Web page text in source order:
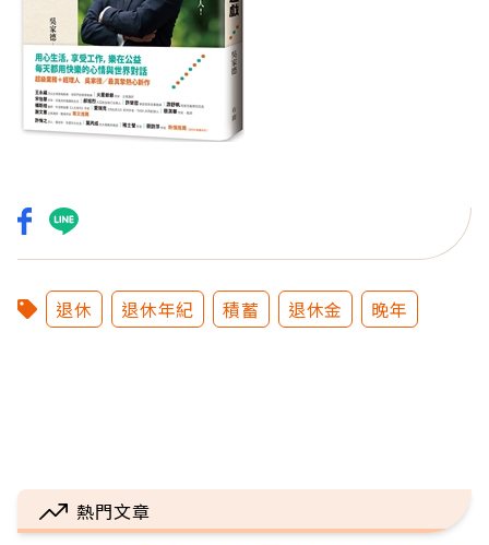
退休 退休年紀 積蓄 退休金 晚年
熱門文章